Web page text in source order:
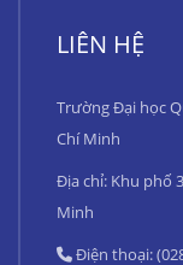
LIÊN HỆ
Trường Đại học
Chí Minh
Địa chỉ: Khu phố
Minh
Điện thoại: